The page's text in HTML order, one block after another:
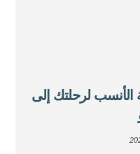
الأنسب لرحلتك إلى